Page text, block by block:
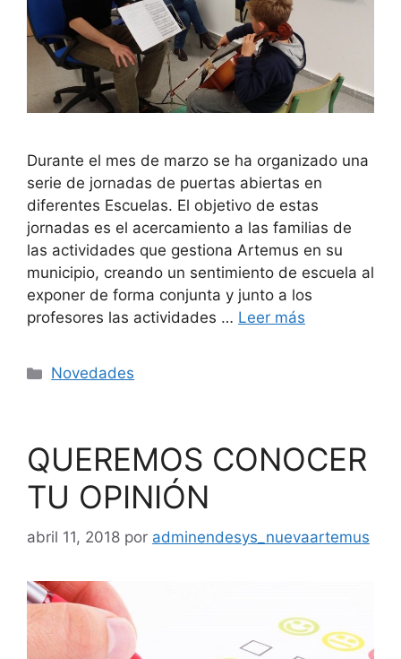
Durante el mes de marzo se ha organizado una
serie de jornadas de puertas abiertas en
diferentes Escuelas. El objetivo de estas
jornadas es el acercamiento a las familias de
las actividades que gestiona Artemus en su
municipio, creando un sentimiento de escuela al
exponer de forma conjunta y junto a los
profesores las actividades … Leer más
Novedades
QUEREMOS CONOCER
TU OPINIÓN
abril 11, 2018 por adminendesys_nuevaartemus